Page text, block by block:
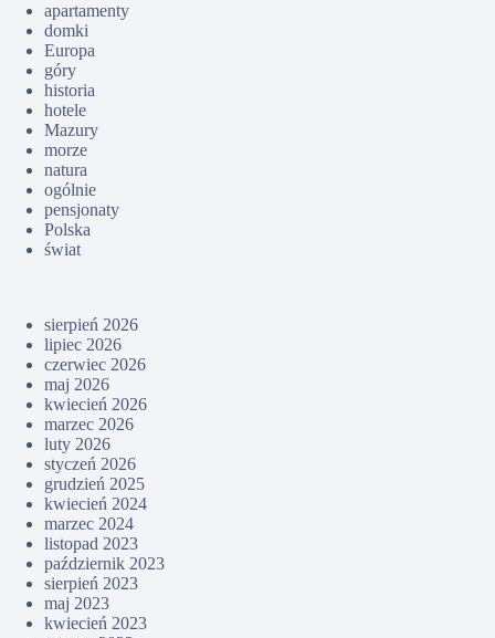
apartamenty
domki
Europa
góry
historia
hotele
Mazury
morze
natura
ogólnie
pensjonaty
Polska
świat
sierpień 2026
lipiec 2026
czerwiec 2026
maj 2026
kwiecień 2026
marzec 2026
luty 2026
styczeń 2026
grudzień 2025
kwiecień 2024
marzec 2024
listopad 2023
październik 2023
sierpień 2023
maj 2023
kwiecień 2023